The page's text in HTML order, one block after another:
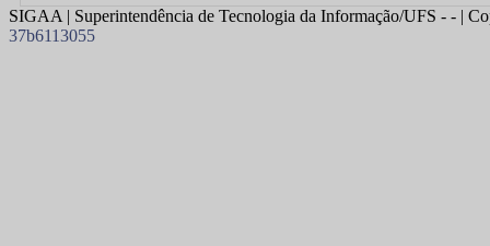
SIGAA | Superintendência de Tecnologia da Informação/UFS - - |
37b6113055